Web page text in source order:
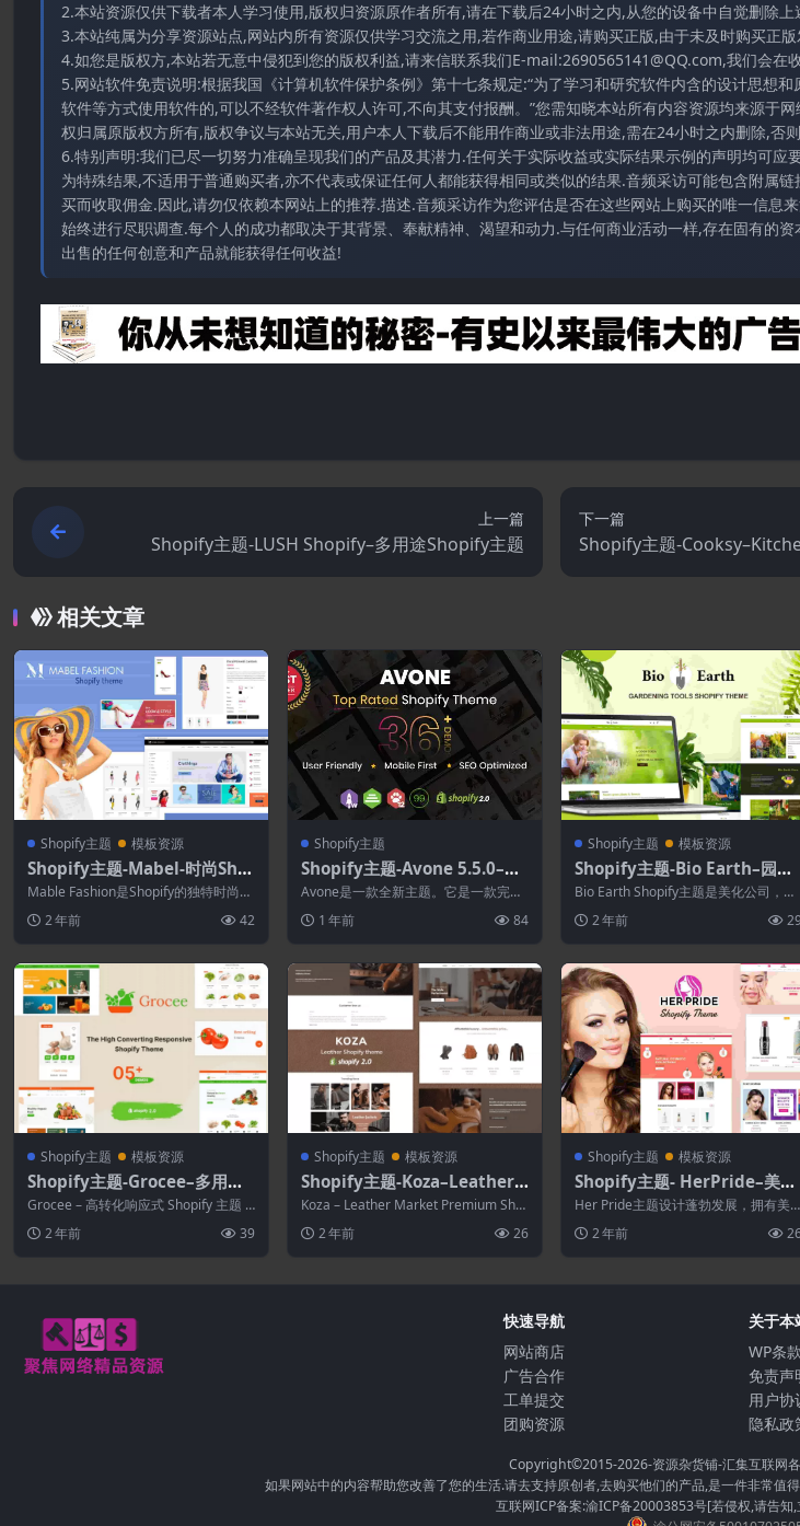
2.本站资源仅供下载者本人学习使用,版权归资源原作者所有,请在下载后24小时之内,从您的设备中自觉删除上
3.本站纯属为分享资源站点,网站内所有资源仅供学习交流之用,若作商业用途,请购买正版,由于未及时购买正版
4.如您是版权方,本站若无意中侵犯到您的版权利益,请来信联系我们E-mail:2690565141@QQ.com,我们会在
5.网站软件免责说明:根据我国《计算机软件保护条例》第十七条规定:“为了学习和研究软件内含的设计思想
软件等方式使用软件的,可以不经软件著作权人许可,不向其支付报酬。”您需知晓本站所有内容资源均来源于
权归属原版权方所有,版权争议与本站无关,用户本人下载后不能用作商业或非法用途,需在24小时之内删除,否
6.特别声明:我们已尽一切努力准确呈现我们的产品及其潜力.任何关于实际收益或实际结果示例的声明均可应
为特殊结果,不适用于普通购买者,亦不代表或保证任何人都能获得相同或类似的结果.音频采访可能包含附属
买而收取佣金.因此,请勿仅依赖本网站上的推荐.描述.音频采访作为您评估是否在这些网站上购买的唯一信息
始终进行尽职调查.每个人的成功都取决于其背景、奉献精神、渴望和动力.与任何商业活动一样,存在固有的
出售的任何创意和产品就能获得任何收益!
上一篇
Shopify主题-LUSH Shopify–多用途Shopify主题
下一篇
Shopify主题-
emeCooksy-厨房用具
相关文章
Shopify主题 模板资源
Shopify主题-Mabel-时尚Sho
pify主题
Mable Fashion是Shopify的独特时尚主
2 年前 42
Shopify主题
Shopify主题-Avone 5.5.0–多
用途Shopify主题
Avone是一款全新主题。它是一款完全
1 年前 84
Shopify主题 模板资源
Shopify主题-Bio Earth–园林
绿化服务店
Bio Earth Shopify主题是美化公司，园
2 年前
Shopify主题 模板资源
Shopify主题-Grocee–多用途S
hopify主题
Grocee – 高转化响应式 Shopify 主题 O
2 年前 39
Shopify主题 模板资源
Shopify主题-Koza–Leather
Market Premium Shopify主
题
Koza – Leather Market Premium Sho
2 年前 26
Shopify主题 模板资源
Shopify主题- HerPride–美容
中心.化妆品商店Shopify主题
Her Pride主题设计蓬勃发展，拥有美
店...2 年前
快速导航
网站商店
广告合作
工单提交
团购资源
关于本
WP条款
免责声
用户协
隐私政
Copyright©2015-2026-资源杂货铺-汇集互联网
如果网站中的内容帮助您改善了您的生活.请去支持原创者,去购买他们的产品,是一件非常值
互联网ICP备案:渝ICP备20003853号[若侵权,请告知